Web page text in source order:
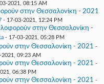
2021, 08:15 AM
στην Θεσσαλονίκη - 2021
- 17-03-2021, 12:24 PM
στην Θεσσαλονίκη -
- 17-03-2021, 05:28 PM
στην Θεσσαλονίκη - 2021 -
09:23 AM
στην Θεσσαλονίκη - 2021 -
06:38 PM
στην Θεσσαλονίκη - 2021 -